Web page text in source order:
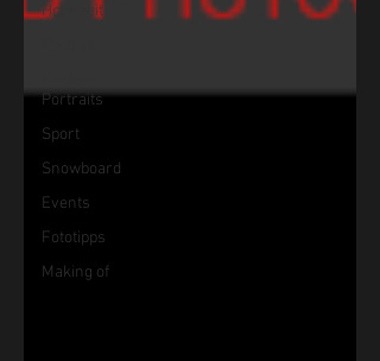
Hochzeit
Portraits
Sport
Snowboard
Events
Fototipps
Making of